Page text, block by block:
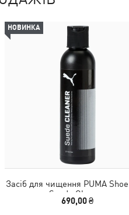
НОВИНКА
Засіб для чищення PUMA
Suede Cleaner
690,00 ₴